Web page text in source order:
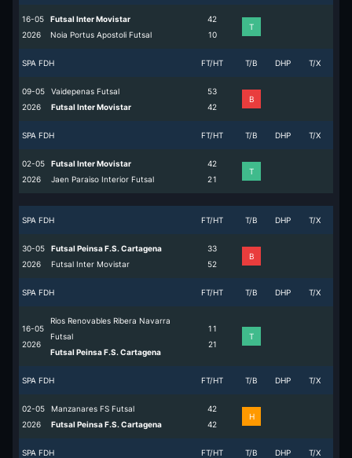
16-05
2026
Futsal Inter Movistar
Noia Portus Apostoli Futsal
4
1
2
0
T
SPA FDH FT/HT T/B DHP T/X
09-05
2026
Vaidepenas Futsal
Futsal Inter Movistar
5
4
3
2
B
SPA FDH FT/HT T/B DHP T/X
02-05
2026
Futsal Inter Movistar
Jaen Paraiso Interior Futsal
4
2
2
1
T
SPA FDH FT/HT T/B DHP T/X
30-05
2026
Futsal Peinsa F.S. Cartagena
Futsal Inter Movistar
3
5
3
2
B
SPA FDH FT/HT T/B DHP T/X
16-05
2026
Rios Renovables Ribera Navarra
Futsal
Futsal Peinsa F.S. Cartagena
1
2
1
1
T
SPA FDH FT/HT T/B DHP T/X
02-05
2026
Manzanares FS Futsal
Futsal Peinsa F.S. Cartagena
4
4
2
2
H
SPA FDH FT/HT T/B DHP T/X